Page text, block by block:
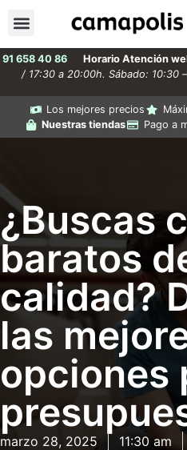
91 658 40 86 Horario Atención
/ 17:30 a 20:00h. Sábado: 10:30
Los mejores precios
Nuestras tiendas
Pago a
¿Buscas
baratos
calidad?
las
opciones
marzo 28, 2025 11:30 am